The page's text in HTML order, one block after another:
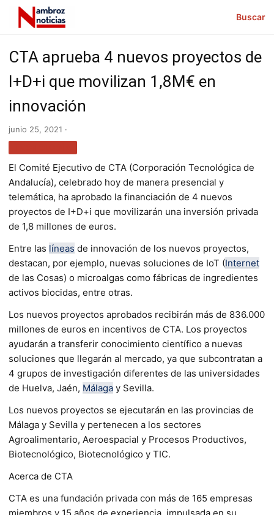
Buscar
CTA aprueba 4 nuevos proyectos de
I+D+i que movilizan 1,8M€ en
innovación
junio 25, 2021 ·
El Comité Ejecutivo de CTA (Corporación Tecnológica de
Andalucía), celebrado hoy de manera presencial y
telemática, ha aprobado la financiación de 4 nuevos
proyectos de I+D+i que movilizarán una inversión privada
de 1,8 millones de euros.
Entre las líneas de innovación de los nuevos proyectos,
destacan, por ejemplo, nuevas soluciones de IoT (Internet
de las Cosas) o microalgas como fábricas de ingredientes
activos biocidas, entre otras.
Los nuevos proyectos aprobados recibirán más de 836.000
millones de euros en incentivos de CTA. Los proyectos
ayudarán a transferir conocimiento científico a nuevas
soluciones que llegarán al mercado, ya que subcontratan a
4 grupos de investigación diferentes de las universidades
de Huelva, Jaén, Málaga y Sevilla.
Los nuevos proyectos se ejecutarán en las provincias de
Málaga y Sevilla y pertenecen a los sectores
Agroalimentario, Aeroespacial y Procesos Productivos,
Biotecnológico, Biotecnológico y TIC.
Acerca de CTA
CTA es una fundación privada con más de 165 empresas